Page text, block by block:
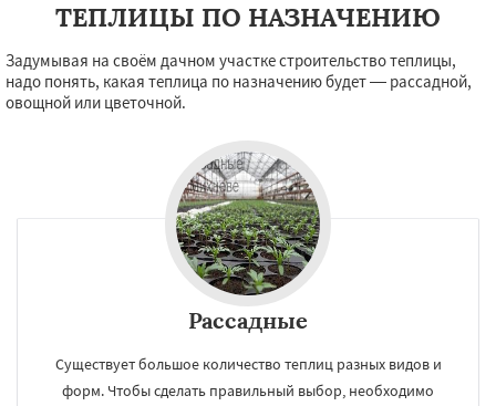
ТЕПЛИЦЫ ПО НАЗНАЧЕНИЮ
Задумывая на своём дачном участке строительство теплицы,
надо понять, какая теплица по назначению будет — рассадной,
овощной или цветочной.
Рассадные
Существует большое количество теплиц разных видов и
форм. Чтобы сделать правильный выбор, необходимо